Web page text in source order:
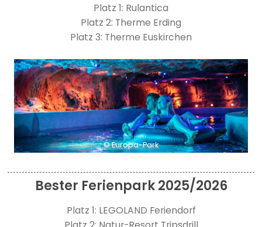
Platz 1: Rulantica
Platz 2: Therme Erding
Platz 3: Therme Euskirchen
© Europa-Park
Bester Ferienpark 2025/2026
Platz 1: LEGOLAND Feriendorf